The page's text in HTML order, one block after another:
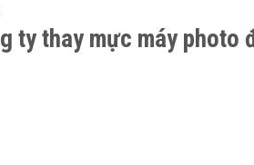
ty thay mực máy photo